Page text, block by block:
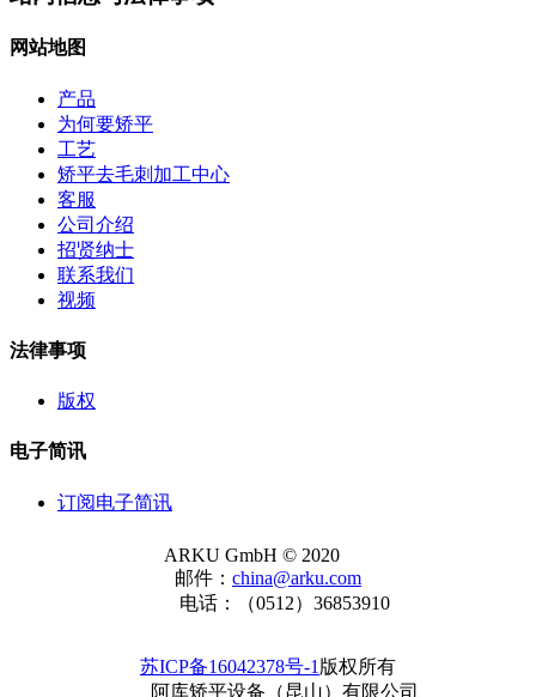
网站地图
产品
为何要矫平
工艺
矫平去毛刺加工中心
客服
公司介绍
招贤纳士
联系我们
视频
法律事项
版权
电子简讯
订阅电子简讯
ARKU GmbH © 2020
邮件： china@arku.com
电话：（0512）36853910
苏ICP备16042378号-1 版权所有
阿库矫平设备（昆山）有限公司